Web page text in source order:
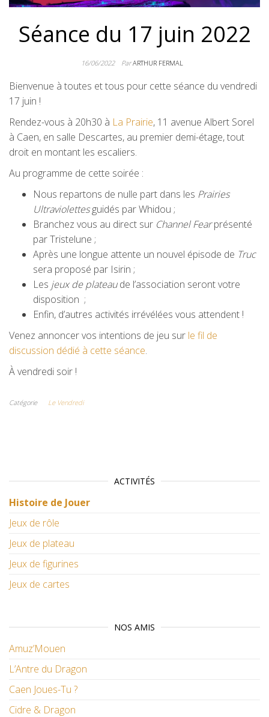
Séance du 17 juin 2022
16/06/2022 ParARTHUR FERMAL
Bienvenue à toutes et tous pour cette séance du vendredi
17 juin !
Rendez-vous à 20h30 à La Prairie, 11 avenue Albert Sorel
à Caen, en salle Descartes, au premier demi-étage, tout
droit en montant les escaliers.
Au programme de cette soirée :
Nous repartons de nulle part dans les Prairies
Ultraviolettesguidés par Whidou ;
Branchez vous au direct sur Channel Fearprésenté
par Tristelune ;
Après une longue attente un nouvel épisode de Truc
sera proposé par Isirin ;
Les jeux de plateaude l’association seront votre
disposition ;
Enfin, d’autres activités irrévélées vous attendent !
Venez annoncer vos intentions de jeu sur le fil de
discussion dédié à cette séance.
À vendredi soir !
Catégorie Le Vendredi
ACTIVITÉS
Histoire de Jouer
Jeux de rôle
Jeux de plateau
Jeux de figurines
Jeux de cartes
NOS AMIS
Amuz’Mouen
L’Antre du Dragon
Caen Joues-Tu ?
Cidre & Dragon